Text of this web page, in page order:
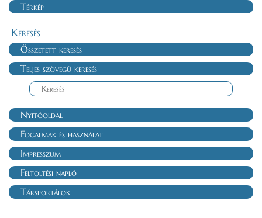
Térkép
Keresés
Összetett keresés
Teljes szövegű keresés
Nyitóoldal
Fogalmak és használat
Impresszum
Feltöltési napló
Társportálok